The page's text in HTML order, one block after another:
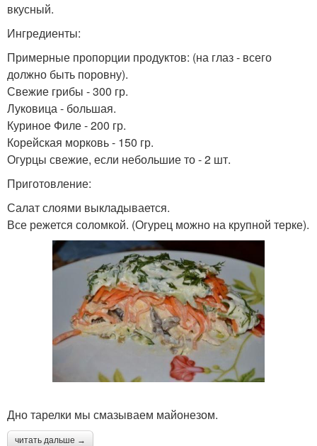
вкусный.
Ингредиенты:
Примерные пропорции продуктов: (на глаз - всего
должно быть поровну).
Свежие грибы - 300 гр.
Луковица - большая.
Куриное Филе - 200 гр.
Корейская морковь - 150 гр.
Огурцы свежие, если небольшие то - 2 шт.
Приготовление:
Салат слоями выкладывается.
Все режется соломкой. (Огурец можно на крупной терке).
Дно тарелки мы смазываем майонезом.
читать дальше →